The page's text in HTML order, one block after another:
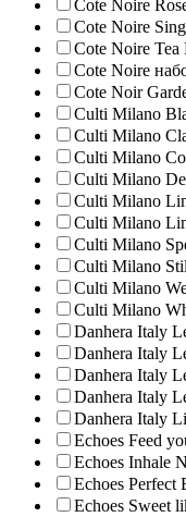
Cote Noire
Cote Noire
Cote Noire Tea
Cote Noire
Cote Noir
Culti Milano
Culti Milano
Culti Milano
Culti Milano
Culti Milano
Culti Milano
Culti Milano
Culti Milano
Culti Milano
Culti Milano
Danhera Italy
Danhera Italy
Danhera Italy
Danhera Italy
Danhera Italy
Echoes Feed
Echoes Inhale
Echoes Perfect
Echoes Sweet